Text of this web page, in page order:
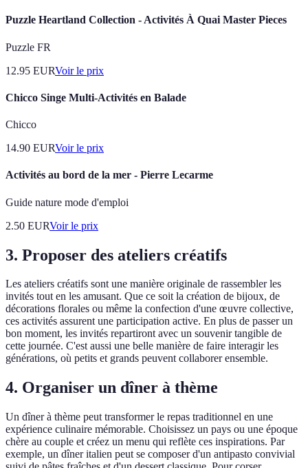
Puzzle Heartland Collection - Activités À Quai Master Pieces
Puzzle FR
12.95 EURVoir le prix
Chicco Singe Multi-Activités en Balade
Chicco
14.90 EURVoir le prix
Activités au bord de la mer - Pierre Lecarme
Guide nature mode d'emploi
2.50 EURVoir le prix
3. Proposer des ateliers créatifs
Les ateliers créatifs sont une manière originale de rassembler les
invités tout en les amusant. Que ce soit la création de bijoux, de
décorations florales ou même la confection d'une œuvre collective,
ces activités assurent une participation active. En plus de passer un
bon moment, les invités repartiront avec un souvenir tangible de
cette journée. C'est aussi une belle manière de faire interagir les
générations, où petits et grands peuvent collaborer ensemble.
4. Organiser un dîner à thème
Un dîner à thème peut transformer le repas traditionnel en une
expérience culinaire mémorable. Choisissez un pays ou une époque
chère au couple et créez un menu qui reflète ces inspirations. Par
exemple, un dîner italien peut se composer d'un antipasto convivial